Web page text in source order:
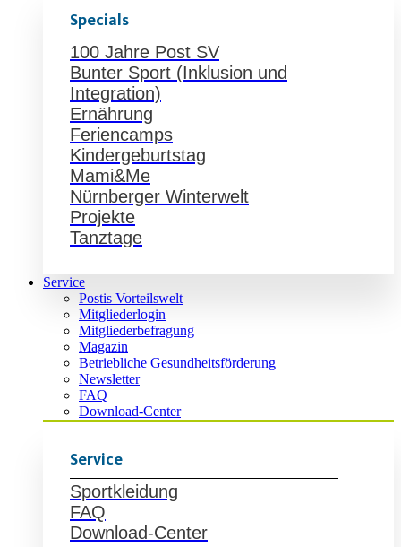
Specials
100 Jahre Post SV
Bunter Sport (Inklusion und
Integration)
Ernährung
Feriencamps
Kindergeburtstag
Mami&Me
Nürnberger Winterwelt
Projekte
Tanztage
Service
Postis Vorteilswelt
Mitgliederlogin
Mitgliederbefragung
Magazin
Betriebliche Gesundheitsförderung
Newsletter
FAQ
Download-Center
Service
Sportkleidung
FAQ
Download-Center